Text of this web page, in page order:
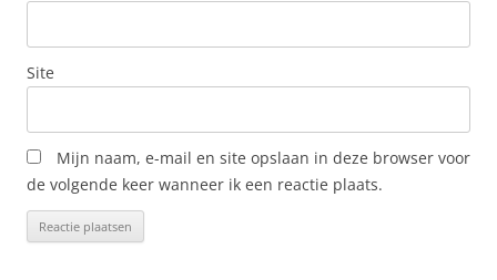
Site
Mijn naam, e-mail en site opslaan in deze browser voor
de volgende keer wanneer ik een reactie plaats.